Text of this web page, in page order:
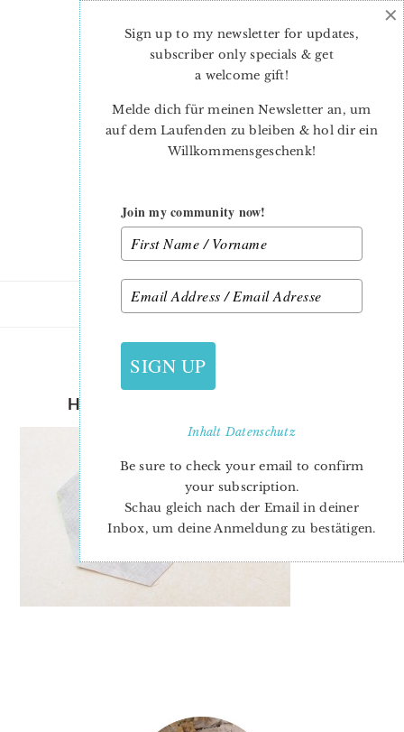
HEXAGON-PINCUSHION-29
Sign up to my newsletter for updates,
subscriber only specials & get
a welcome gift!
Melde dich für meinen Newsletter an, um
auf dem Laufenden zu bleiben & hol dir ein
Willkommensgeschenk!
Join my community now!
SIGN UP
InhaltDatenschutz
Be sure to check your email to confirm
your subscription.
Schau gleich nach der Email in deiner
Inbox, um deine Anmeldung zu bestätigen.
×